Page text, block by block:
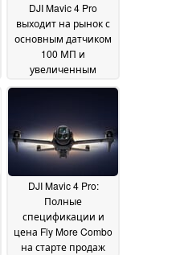
DJI Mavic 4 Pro
выходит на рынок с
основным датчиком
100 МП и
увеличенным
13
DJI Mavic 4 Pro:
Полные
спецификации и
цена Fly More Combo
на старте продаж